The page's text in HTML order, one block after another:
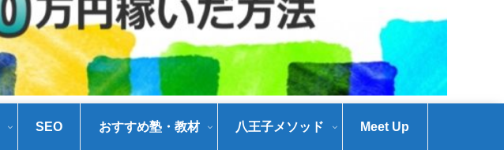
SEO おすすめ塾・教材 八王子メソッド Meet Up